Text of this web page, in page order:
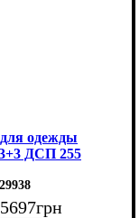
одежды
ДСП 255
29938
грн